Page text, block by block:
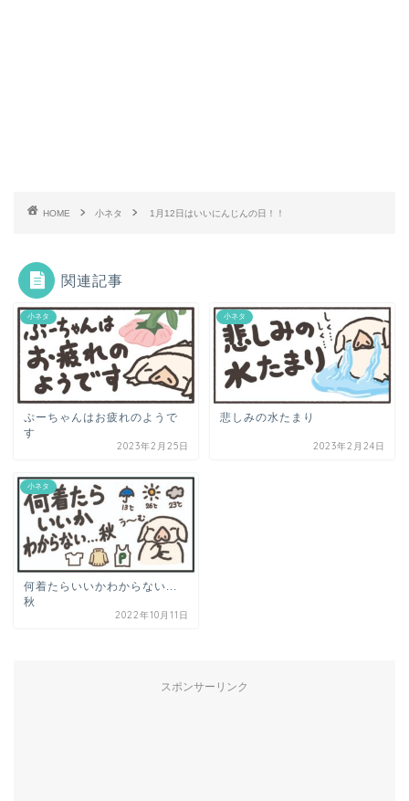
HOME 小ネタ 1月12日はいいにんじんの日！！
関連記事
小ネタ
ぷーちゃんはお疲れのようで
す
2023年2月25日
小ネタ
悲しみの水たまり
2023年2月24日
小ネタ
何着たらいいかわからない...
秋
2022年10月11日
スポンサーリンク